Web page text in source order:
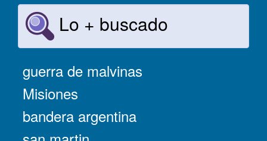
Lo + buscado
guerra de malvinas
Misiones
bandera argentina